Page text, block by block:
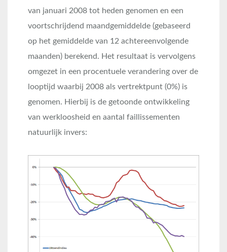
van januari 2008 tot heden genomen en een
voortschrijdend maandgemiddelde (gebaseerd
op het gemiddelde van 12 achtereenvolgende
maanden) berekend. Het resultaat is vervolgens
omgezet in een procentuele verandering over de
looptijd waarbij 2008 als vertrektpunt (0%) is
genomen. Hierbij is de getoonde ontwikkeling
van werkloosheid en aantal faillissementen
natuurlijk invers: